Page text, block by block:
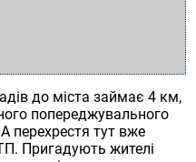
до міста займає 4 км,
попереджувального
перехрестя тут вже
Пригадують жителі